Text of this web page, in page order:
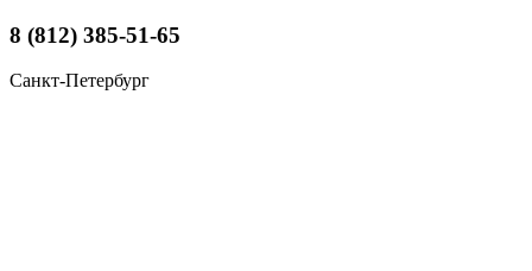
8 (812) 385-51-65
Санкт-Петербург